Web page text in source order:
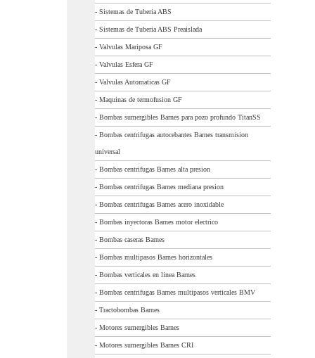
- Sistemas de Tuberia ABS
- Sistemas de Tuberia ABS Preaislada
- Valvulas Mariposa GF
- Valvulas Esfera GF
- Valvulas Automaticas GF
- Maquinas de termofusion GF
- Bombas sumergibles Barnes para pozo profundo TitanSS
- Bombas centrifugas autocebantes Barnes transmision
universal
- Bombas centrifugas Barnes alta presion
- Bombas centrifugas Barnes mediana presion
- Bombas centrifugas Barnes acero inoxidable
- Bombas inyectoras Barnes motor electrico
- Bombas caseras Barnes
- Bombas multipasos Barnes horizontales
- Bombas verticales en linea Barnes
- Bombas centrifugas Barnes multipasos verticales BMV
- Tractobombas Barnes
- Motores sumergibles Barnes
- Motores sumergibles Barnes CRI